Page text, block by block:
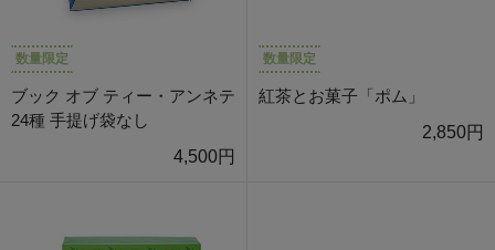
数量限定
ブック オブ ティー・アンネテ
24種 手提げ袋なし
4,500円
数量限定
紅茶とお菓子「ポム」
2,850円